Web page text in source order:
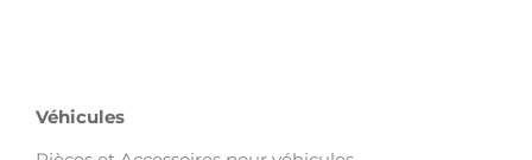
Véhicules